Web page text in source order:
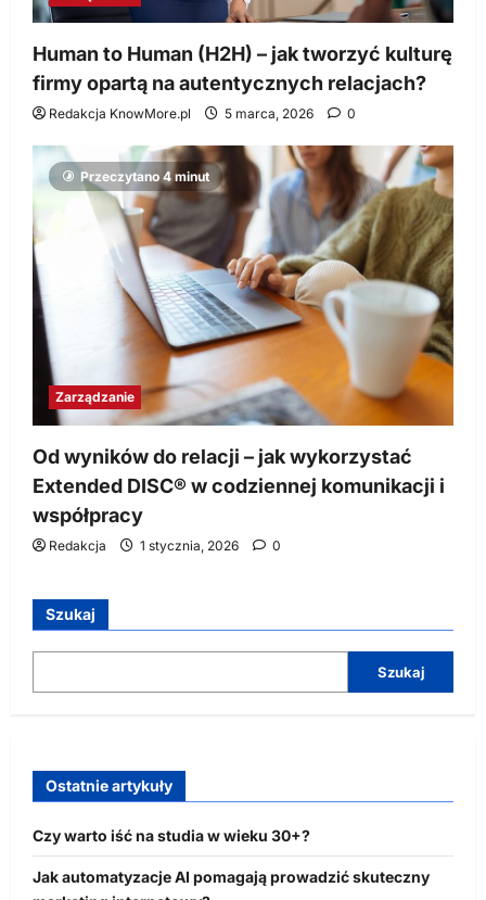
Human to Human (H2H) – jak tworzyć kulturę
firmy opartą na autentycznych relacjach?
Redakcja KnowMore.pl 5 marca, 2026 0
Przeczytano 4 minut
Zarządzanie
Od wyników do relacji – jak wykorzystać
Extended DISC® w codziennej komunikacji i
współpracy
Redakcja 1 stycznia, 2026 0
Szukaj
Szukaj
Ostatnie artykuły
Czy warto iść na studia w wieku 30+?
Jak automatyzacje AI pomagają prowadzić skuteczny